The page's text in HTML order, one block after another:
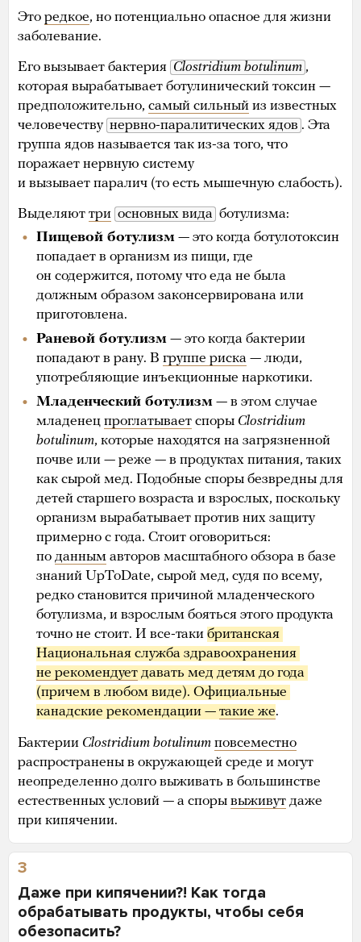
Это редкое, но потенциально опасное для жизни
заболевание.
Его вызывает бактерия Clostridium botulinum ,
которая вырабатывает ботулинический токсин —
предположительно, самый сильный из известных
человечеству нервно-паралитических ядов . Эта
группа ядов называется так из-за того, что
поражает нервную систему
и вызывает паралич (то есть мышечную слабость).
Выделяют три основных вида ботулизма:
Пищевой ботулизм — это когда ботулотоксин
попадает в организм из пищи, где
он содержится, потому что еда не была
должным образом законсервирована или
приготовлена.
Раневой ботулизм — это когда бактерии
попадают в рану. В группе риска — люди,
употребляющие инъекционные наркотики.
Младенческий ботулизм — в этом случае
младенец проглатывает споры Clostridium
botulinum, которые находятся на загрязненной
почве или — реже — в продуктах питания, таких
как сырой мед. Подобные споры безвредны для
детей старшего возраста и взрослых, поскольку
организм вырабатывает против них защиту
примерно с года. Стоит оговориться:
по данным авторов масштабного обзора в базе
знаний UpToDate, сырой мед, судя по всему,
редко становится причиной младенческого
ботулизма, и взрослым бояться этого продукта
точно не стоит. И все-таки британская
не рекомендует давать мед детям до года
(причем в любом виде). Официальные
канадские рекомендации — такие же.
Бактерии Clostridium botulinum повсеместно
распространены в окружающей среде и могут
неопределенно долго выживать в большинстве
естественных условий — а споры выживут даже
при кипячении.
3
Даже при кипячении?! Как тогда
обрабатывать продукты, чтобы себя
обезопасить?